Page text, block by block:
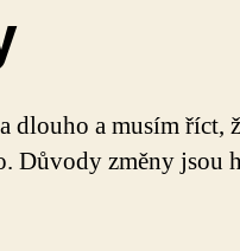
dlouho a musím říct,
Důvody změny jsou